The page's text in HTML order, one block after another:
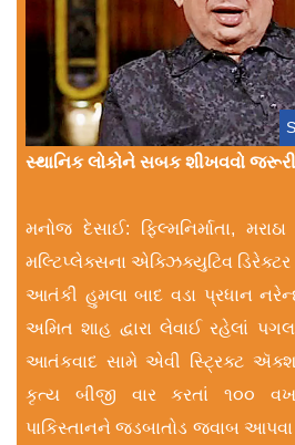
સ્થાનિક લોકોને સબક શીખવવો
મનોજ દેસાઈ: ફિલ્મનિર્માતા,
મલ્ટિપ્લેક્સના એક્ઝિક્યુટિવ ડિરેક્ટર
આતંકી હુમલા બાદ વડા પ્રધાન
અમિત શાહ દ્વારા લેવાઈ રહેલાં
આતંકવાદ સામે એવી સ્ટ્રિક્ટ
કૃત્ય બીજી વાર કરતાં ૧૦૦
પાકિસ્તાનને જડબાતોડ જવાબ આપવા